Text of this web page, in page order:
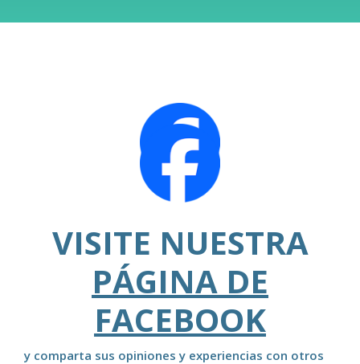
VISITE NUESTRA
PÁGINA DE
FACEBOOK
y comparta sus opiniones y experiencias con otros